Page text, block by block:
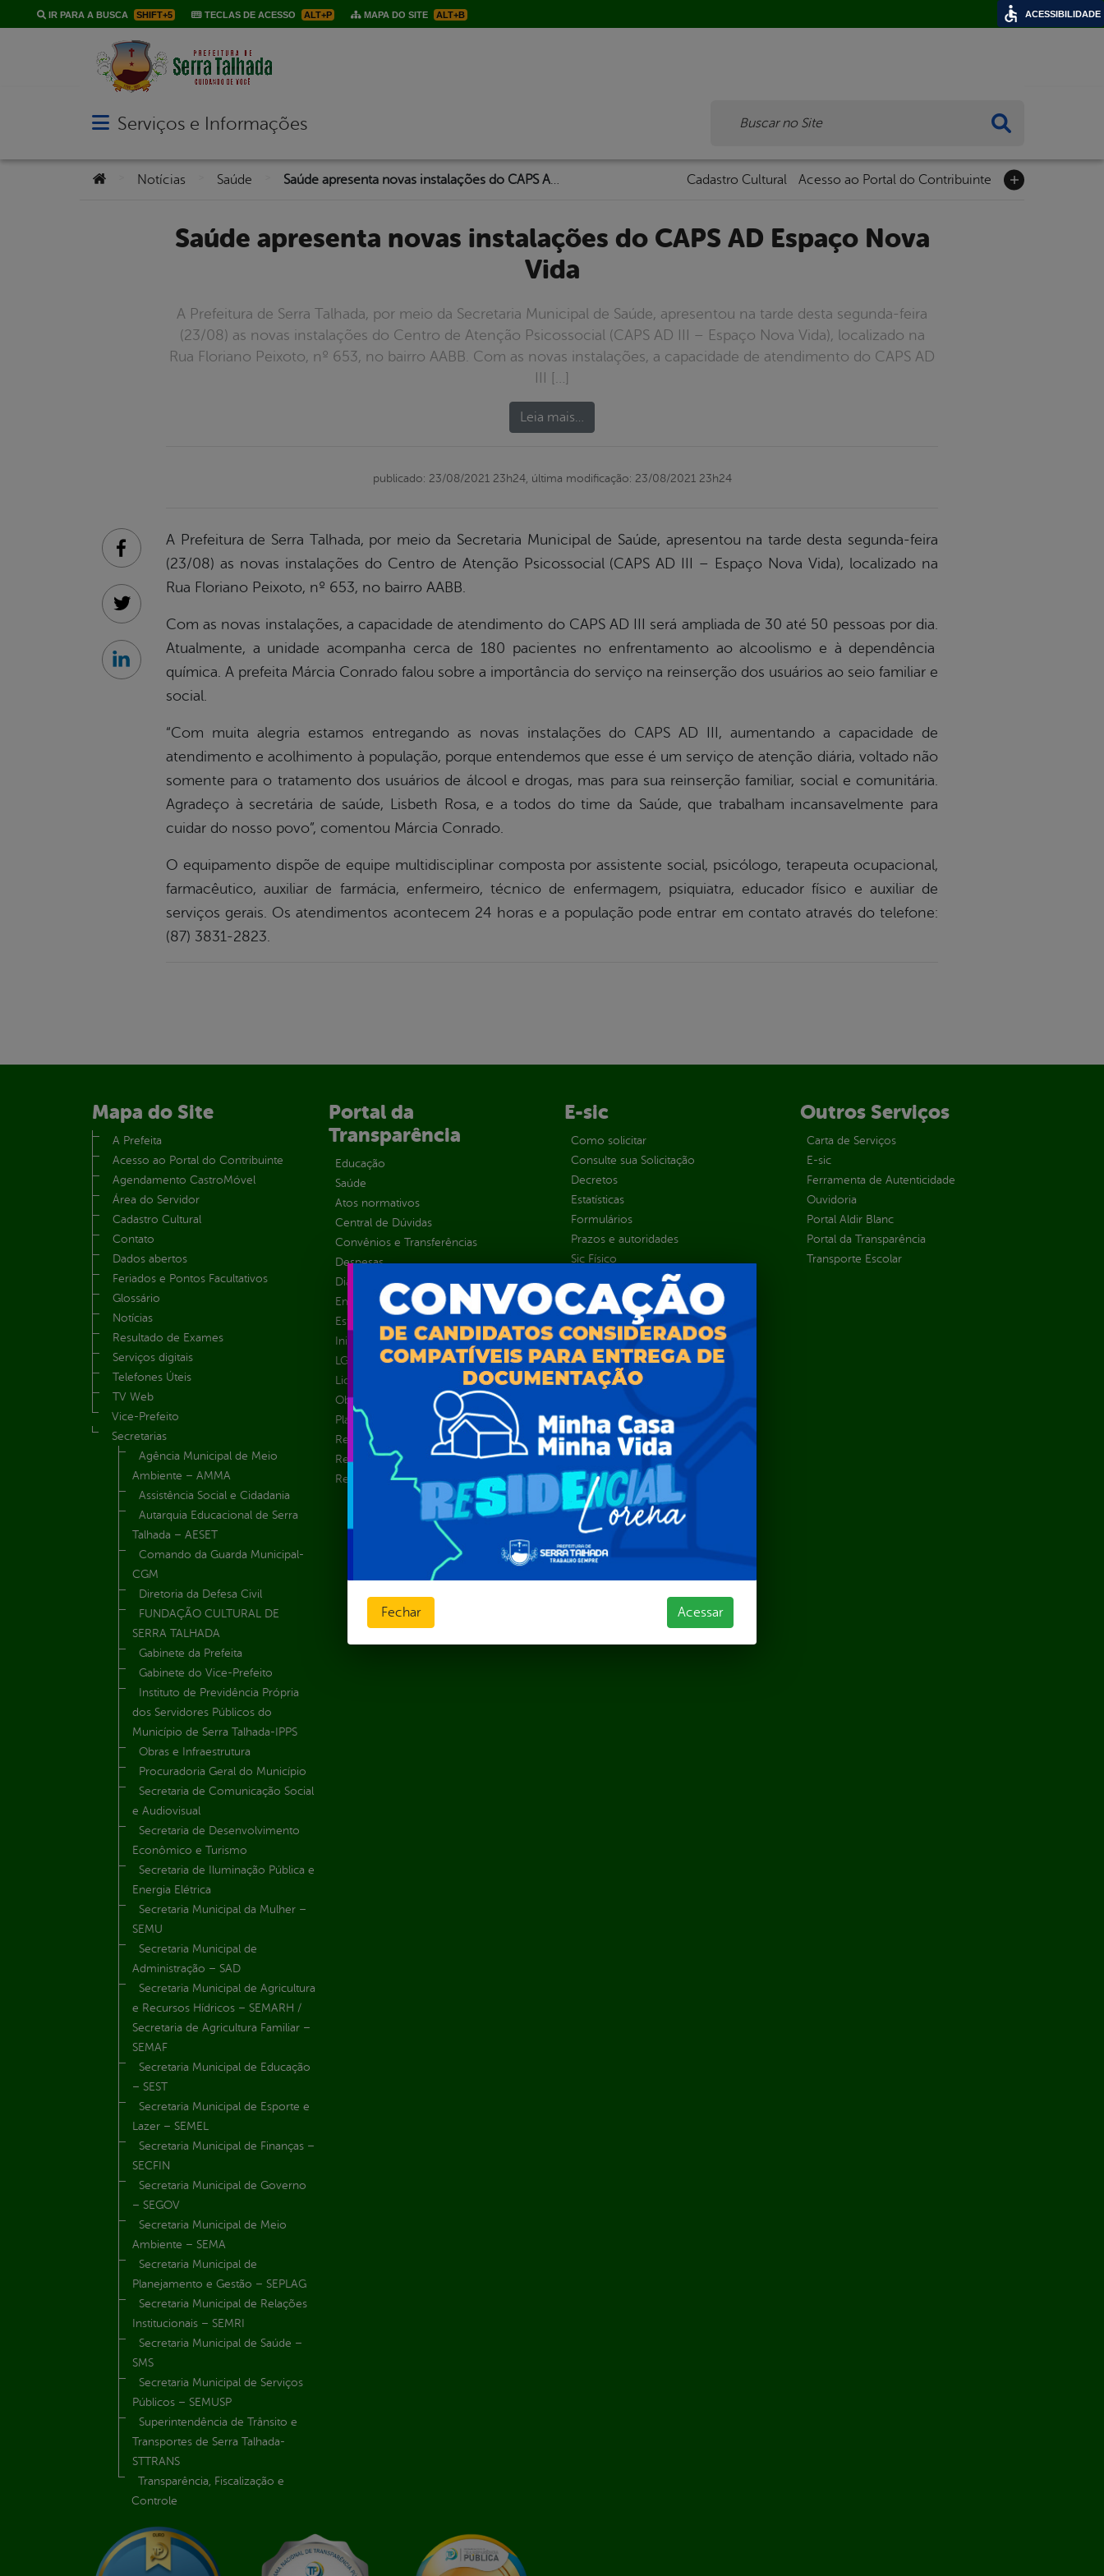
IR PARA A BUSCA SHIFT+5 TECLAS DE ACESSO ALT+P MAPA DO SITE ALT+B
Abrir menu principal de navegação
Serviços e Informações
Você está aqui:
Notícias Saúde Cadastro Cultural Acesso ao Portal do Contribuinte
Saúde apresenta novas instalações do CAPS AD Espaço Nova
Vida
A Prefeitura de Serra Talhada, por meio da Secretaria Municipal de Saúde, apresentou na tarde desta segunda-feira
(23/08) as novas instalações do Centro de Atenção Psicossocial (CAPS AD III – Espaço Nova Vida), localizado na
Rua Floriano Peixoto, nº 653, no bairro AABB. Com as novas instalações, a capacidade de atendimento do CAPS AD
III […]
Leia mais…
publicado: 23/08/2021 23h24, última modificação: 23/08/2021 23h24
A Prefeitura de Serra Talhada, por meio da Secretaria Municipal de Saúde, apresentou na tarde desta segunda-feira
(23/08) as novas instalações do Centro de Atenção Psicossocial (CAPS AD III – Espaço Nova Vida), localizado na
Rua Floriano Peixoto, nº 653, no bairro AABB.
Com as novas instalações, a capacidade de atendimento do CAPS AD III será ampliada de 30 até 50 pessoas por dia.
Atualmente, a unidade acompanha cerca de 180 pacientes no enfrentamento ao alcoolismo e à dependência
química. A prefeita Márcia Conrado falou sobre a importância do serviço na reinserção dos usuários ao seio familiar e
social.
“Com muita alegria estamos entregando as novas instalações do CAPS AD III, aumentando a capacidade de
atendimento e acolhimento à população, porque entendemos que esse é um serviço de atenção diária, voltado não
somente para o tratamento dos usuários de álcool e drogas, mas para sua reinserção familiar, social e comunitária.
Agradeço à secretária de saúde, Lisbeth Rosa, e a todos do time da Saúde, que trabalham incansavelmente para
cuidar do nosso povo”, comentou Márcia Conrado.
O equipamento dispõe de equipe multidisciplinar composta por assistente social, psicólogo, terapeuta ocupacional,
farmacêutico, auxiliar de farmácia, enfermeiro, técnico de enfermagem, psiquiatra, educador físico e auxiliar de
serviços gerais. Os atendimentos acontecem 24 horas e a população pode entrar em contato através do telefone:
(87) 3831-2823.
Facebook
Twitter
Linkedin
Mapa do Site
A Prefeita
Acesso ao Portal do Contribuinte
Agendamento CastroMóvel
Área do Servidor
Cadastro Cultural
Contato
Dados abertos
Feriados e Pontos Facultativos
Glossário
Notícias
Resultado de Exames
Serviços digitais
Telefones Úteis
TV Web
Vice-Prefeito
Secretarias
Agência Municipal de Meio
Ambiente – AMMA
Assistência Social e Cidadania
Autarquia Educacional de Serra
Talhada – AESET
Comando da Guarda Municipal-
CGM
Diretoria da Defesa Civil
FUNDAÇÃO CULTURAL DE
SERRA TALHADA
Gabinete da Prefeita
Gabinete do Vice-Prefeito
Instituto de Previdência Própria
dos Servidores Públicos do
Município de Serra Talhada-IPPS
Obras e Infraestrutura
Procuradoria Geral do Município
Secretaria de Comunicação Social
e Audiovisual
Secretaria de Desenvolvimento
Econômico e Turismo
Secretaria de Iluminação Pública e
Energia Elétrica
Secretaria Municipal da Mulher –
SEMU
Secretaria Municipal de
Administração – SAD
Secretaria Municipal de Agricultura
e Recursos Hídricos – SEMARH /
Secretaria de Agricultura Familiar –
SEMAF
Secretaria Municipal de Educação
– SEST
Secretaria Municipal de Esporte e
Lazer – SEMEL
Secretaria Municipal de Finanças –
SECFIN
Secretaria Municipal de Governo
– SEGOV
Secretaria Municipal de Meio
Ambiente – SEMA
Secretaria Municipal de
Planejamento e Gestão – SEPLAG
Secretaria Municipal de Relações
Institucionais – SEMRI
Secretaria Municipal de Saúde –
SMS
Secretaria Municipal de Serviços
Públicos – SEMUSP
Superintendência de Trânsito e
Transportes de Serra Talhada-
STTRANS
Transparência, Fiscalização e
Controle
Portal da
Transparência
Educação
Saúde
Atos normativos
Central de Dúvidas
Convênios e Transferências
Despesas
Diárias
Emendas parlamentares
Estrutura Organizacional
Inicio
LGPD e Governo Digital
Licitações e Contratos
Obras Públicas
Planejamento e Prestação de Contas
Receitas
Recursos Humanos
Renúncias de Receitas
E-sic
Como solicitar
Consulte sua Solicitação
Decretos
Estatísticas
Formulários
Prazos e autoridades
Sic Físico
Solicitar um pedido
Outros Serviços
Carta de Serviços
E-sic
Ferramenta de Autenticidade
Ouvidoria
Portal Aldir Blanc
Portal da Transparência
Transporte Escolar
Fechar Acessar
ACESSIBILIDADE